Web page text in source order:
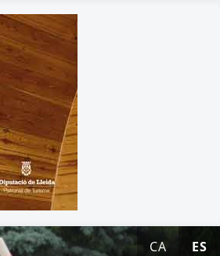
CA ES